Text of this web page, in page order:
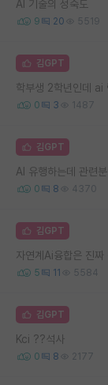
AI 기술의 성숙도
9 20 5519
김GPT
학부생 2학년인데 ai
0 3 1487
김GPT
AI 유행하는데 관련
0 8 4370
김GPT
자연계Ai융합은 진짜
5 11 5584
김GPT
Kci ??석사
0 8 2177